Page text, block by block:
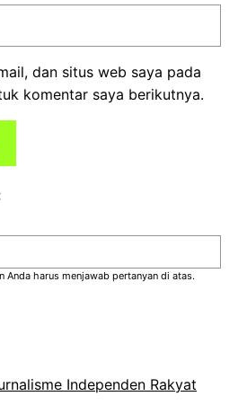
dan situs web saya pada
komentar saya berikutnya.
Anda harus menjawab pertanyan di atas.
Independen Rakyat